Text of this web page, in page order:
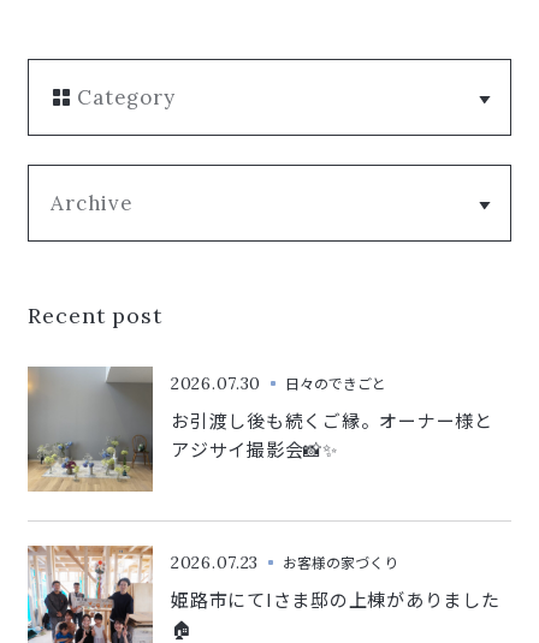
Category
Recent post
2026.07.30 日々のできごと
お引渡し後も続くご縁。オーナー様と
アジサイ撮影会📸✨
2026.07.23 お客様の家づくり
姫路市にてIさま邸の上棟がありました
🏠
Archive